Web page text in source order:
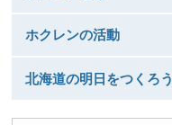
ホクレンの活動
北海道の明日をつくろう